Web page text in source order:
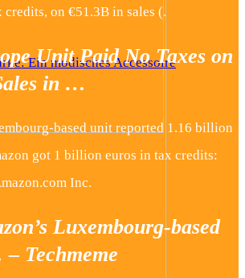
Ein modisches Accessoire
on €51.3B in sales (.
Unit Paid No Taxes on
in …
based unit reported 1.16 billion
got 1 billion euros in tax credits:
Inc.
Luxembourg-based
Techmeme